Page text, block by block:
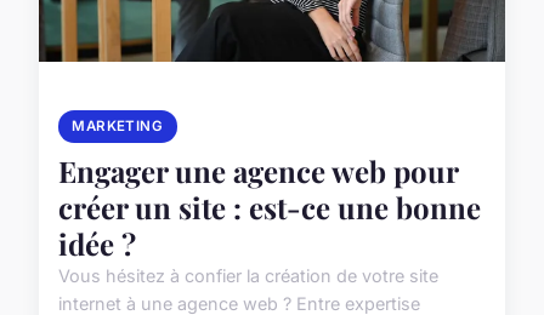
MARKETING
Engager une agence web pour
créer un site : est-ce une bonne
idée ?
Vous hésitez à confier la création de votre site
internet à une agence web ? Entre expertise